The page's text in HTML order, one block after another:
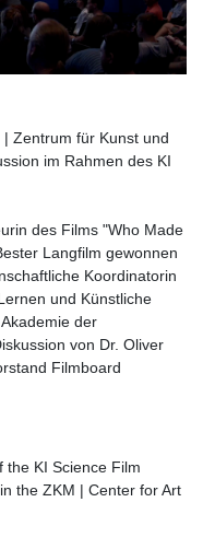
Zentrum für Kunst und
im Rahmen des KI
des Films "Who Made
Langfilm gewonnen
Koordinatorin
und Künstliche
der
von Dr. Oliver
Filmboard
the KI Science Film
the ZKM | Center for Art